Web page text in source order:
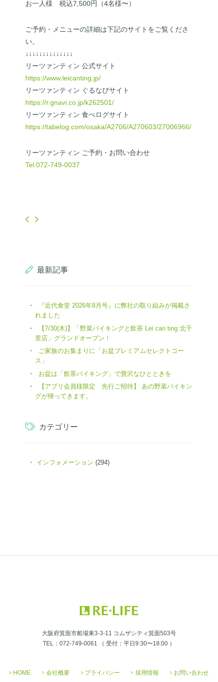
お一人様 税込7,500円（4名様〜）
ご予約・メニューの詳細は下記のサイトをご覧くださ
い。
↓↓↓↓↓↓↓↓↓↓↓↓↓↓
リーツァンティン 公式サイト
https://www.leicanting.jp/
リーツァンティン ぐるなびサイト
https://r.gnavi.co.jp/k262501/
リーツァンティン 食べログサイト
https://tabelog.com/osaka/A2706/A270603/27006966/
リーツァンティン ご予約・お問い合わせ
Tel.072-749-0037
最新記事
『近代食堂 2026年8月号』に弊社の取り組みが掲載さ
れました
【7/30(木)】「野菜バイキングと飲茶 Lei can ting 北千
里店」グランドオープン！
ご家族のお集まりに「お盆プレミアムセレクトコー
ス」
お盆は「飲茶バイキング」で贅沢なひとときを
【アプリ会員様限定 先行ご招待】 あの野菜バイキン
グが帰ってきます。
カテゴリー
インフォメーション (294)
大阪府箕面市船場東3-3-11 コムザシティ箕面503号
TEL：072-749-0061 （ 受付：平日9:30〜18:00 ）
HOME 会社概要 プライバシー 採用情報 お問い合わせ